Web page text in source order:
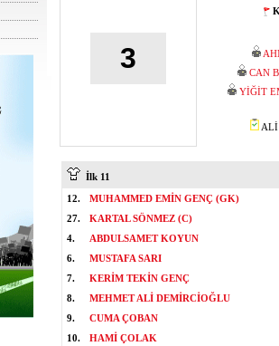
3
CAN
YİĞİT
ALİ
İlk 11
12.
MUHAMMED EMİN GENÇ (GK)
27.
KARTAL SÖNMEZ (C)
4.
ABDULSAMET KOYUN
6.
MUSTAFA SARI
7.
KERİM TEKİN GENÇ
8.
MEHMET ALİ DEMİRCİOĞLU
9.
CUMA ÇOBAN
10.
HAMİ ÇOLAK